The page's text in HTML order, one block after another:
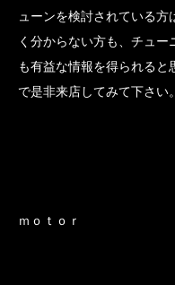
ューンを検討されている
く分からない方も、チュ
も有益な情報を得られる
で是非来店してみて下さい。
ｍｏｔｏｒ